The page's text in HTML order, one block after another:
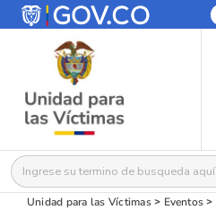
Buscar:
Unidad para las Víctimas> Eventos >